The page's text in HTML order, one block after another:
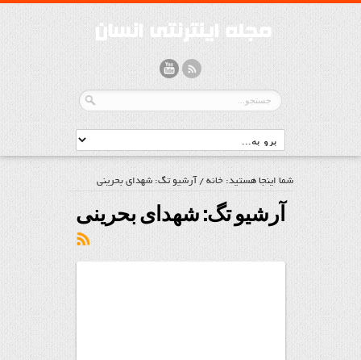
شما اینجا هستید:خانه/ آرشیو تگ: شهدای بحرینی
آرشیو تگ:شهدای بحرینی